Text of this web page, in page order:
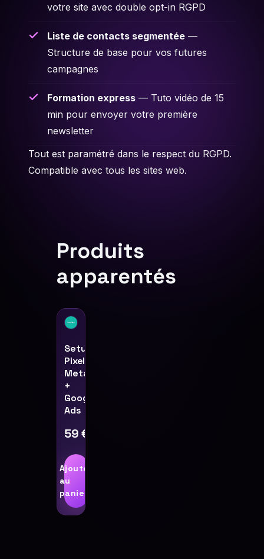
votre site avec double opt-in RGPD
Liste de contacts segmentée —
Structure de base pour vos futures
campagnes
Formation express — Tuto vidéo de 15
min pour envoyer votre première
newsletter
Tout est paramétré dans le respect du RGPD.
Compatible avec tous les sites web.
Produits
apparentés
Setup
Pixel
Meta
+
Google
Ads
59€
Ajouter
au
panier